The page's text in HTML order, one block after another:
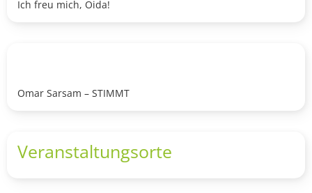
Ich freu mich, Oida!
Omar Sarsam – STIMMT
Veranstaltungsorte